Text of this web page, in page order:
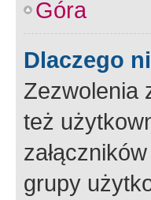
Góra
Dlaczego
Zezwolenia
też
grupy